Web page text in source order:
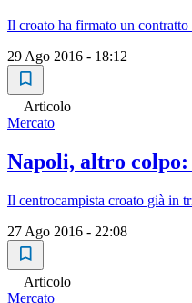
Il croato ha firmato un contratto
29 Ago 2016 - 18:12
Articolo
Mercato
Napoli, altro
Il centrocampista croato già in
27 Ago 2016 - 22:08
Articolo
Mercato